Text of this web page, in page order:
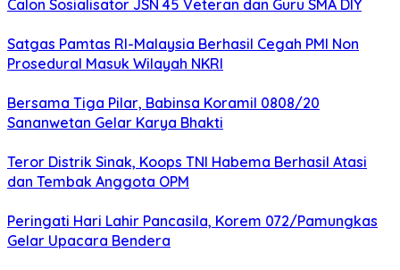
Calon Sosialisator JSN 45 Veteran dan Guru SMA DIY
Satgas Pamtas RI-Malaysia Berhasil Cegah PMI Non
Prosedural Masuk Wilayah NKRI
Bersama Tiga Pilar, Babinsa Koramil 0808/20
Sananwetan Gelar Karya Bhakti
Teror Distrik Sinak, Koops TNI Habema Berhasil Atasi
dan Tembak Anggota OPM
Peringati Hari Lahir Pancasila, Korem 072/Pamungkas
Gelar Upacara Bendera